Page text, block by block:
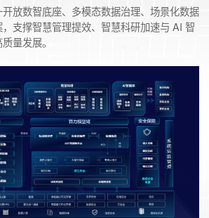
放数智底座、多模态数据治理、场景化数据
支撑智慧管理提效、智慧科研加速与 AI 智
量发展。